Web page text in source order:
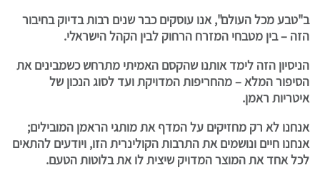
ב"טבע מכל העולם", אנו עוסקים כבר שנים רבות בדיוק בחיבור
הזה – בין מטבחי המזרח הרחוק לבין הקהל הישראלי.
הניסיון הזה לימד אותנו שהקסם האמיתי מתרחש כשמבינים את
הסיפור המלא – מהחריפות המדויקת ועד לסוג הנכון של
איטריות ראמן.
אנחנו לא רק מחזיקים על המדף את מותגי הראמן המובילים;
אנחנו חיים ונושמים את התרבות הקולינרית הזו, ויודעים להתאים
לכל אחד את המוצר המדויק שיצית לו את בלוטות הטעם.